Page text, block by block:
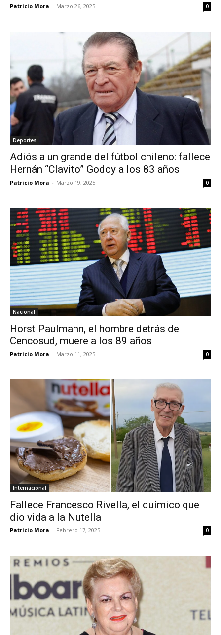
Patricio Mora - Marzo 26, 2025 0
Deportes
Adiós a un grande del fútbol chileno: fallece
Hernán “Clavito” Godoy a los 83 años
Patricio Mora - Marzo 19, 2025 0
Nacional
Horst Paulmann, el hombre detrás de
Cencosud, muere a los 89 años
Patricio Mora - Marzo 11, 2025 0
Internacional
Fallece Francesco Rivella, el químico que
dio vida a la Nutella
Patricio Mora - Febrero 17, 2025 0